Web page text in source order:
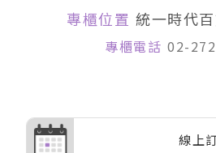
專櫃位置 統一時代
專櫃電話 02-272
線上